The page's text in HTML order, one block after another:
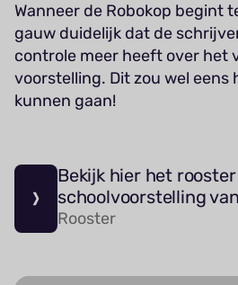
Wanneer de Robokop begint
gauw duidelijk dat de
controle meer heeft over het
voorstelling. Dit zou wel eens
kunnen gaan!
Bekijk hier het
schoolvoorstelling
Rooster